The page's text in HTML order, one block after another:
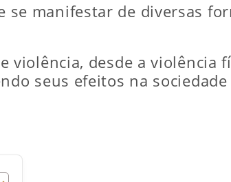
manifestar de diversas
desde a violência
seus efeitos na